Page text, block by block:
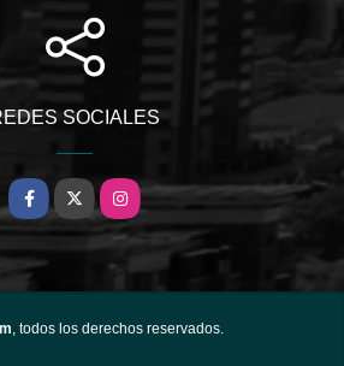
SOCIALES
Facebook
X Instagram
, todos los derechos reservados.